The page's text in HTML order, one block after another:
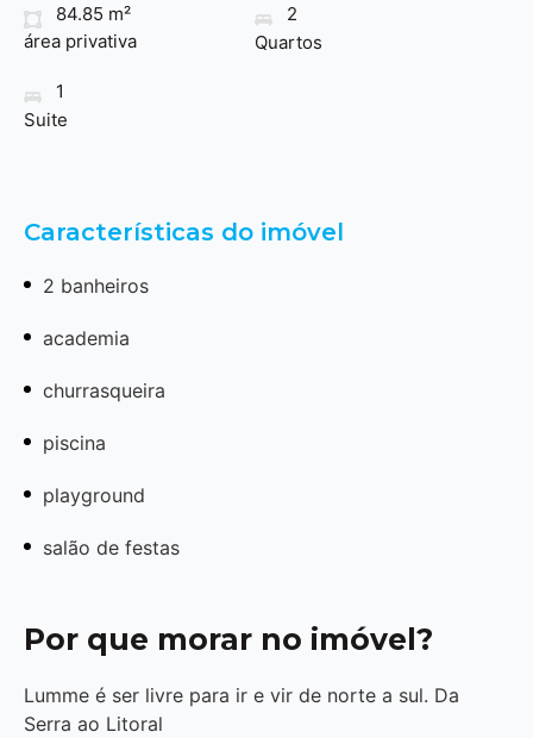
84.85 m²
área privativa
2
Quartos
1
Suite
Características do imóvel
2 banheiros
academia
churrasqueira
piscina
playground
salão de festas
Por que morar no imóvel?
Lumme é ser livre para ir e vir de norte a sul. Da
Serra ao Litoral